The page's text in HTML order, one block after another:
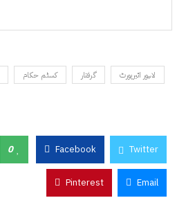
کسٹم حکام گرفتار
لاہور ائیرپورٹ
0 Facebook Twitter
Pinterest Email